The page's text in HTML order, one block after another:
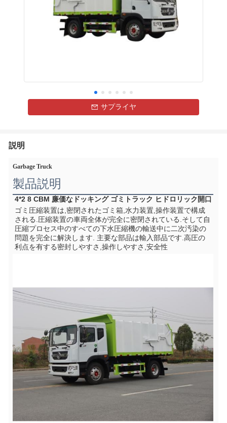
サプライヤ
説明
Garbage Truck
製品説明
4*2 8 CBM 廉価なドッキング ゴミトラック ヒドロリック開口
ゴミ圧縮装置は,密閉されたゴミ箱,水力装置,操作装置で構成
される.圧縮装置の車両全体が完全に密閉されている.そして自
圧縮プロセス中のすべての下水圧縮機の輸送中に二次汚染の
問題を完全に解決します. 主要な部品は輸入部品です.高圧の
利点を有する密封しやすさ,操作しやすさ,安全性